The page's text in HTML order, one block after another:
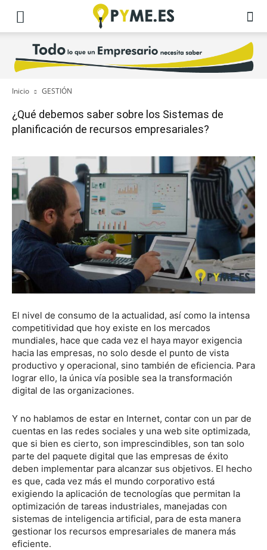
Inicio GESTIÓN
¿Qué debemos saber sobre los Sistemas de
planificación de recursos empresariales?
El nivel de consumo de la actualidad, así como la intensa
competitividad que hoy existe en los mercados
mundiales, hace que cada vez el haya mayor exigencia
hacia las empresas, no solo desde el punto de vista
productivo y operacional, sino también de eficiencia. Para
lograr ello, la única vía posible sea la transformación
digital de las organizaciones.
Y no hablamos de estar en Internet, contar con un par de
cuentas en las redes sociales y una web site optimizada,
que si bien es cierto, son imprescindibles, son tan solo
parte del paquete digital que las empresas de éxito
deben implementar para alcanzar sus objetivos. El hecho
es que, cada vez más el mundo corporativo está
exigiendo la aplicación de tecnologías que permitan la
optimización de tareas industriales, manejadas con
sistemas de inteligencia artificial, para de esta manera
gestionar los recursos empresariales de manera más
eficiente.